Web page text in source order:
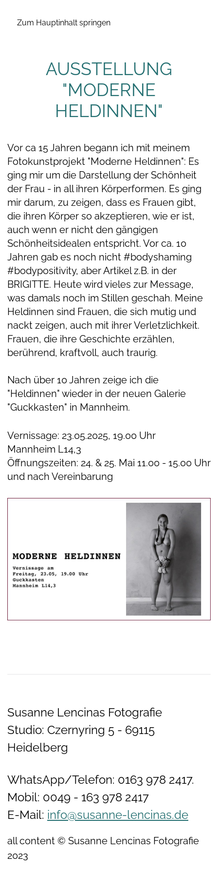
Zum Hauptinhalt springen
AUSSTELLUNG
"MODERNE
HELDINNEN"
Vor ca 15 Jahren begann ich mit meinem
Fotokunstprojekt "Moderne Heldinnen": Es
ging mir um die Darstellung der Schönheit
der Frau - in all ihren Körperformen. Es ging
mir darum, zu zeigen, dass es Frauen gibt,
die ihren Körper so akzeptieren, wie er ist,
auch wenn er nicht den gängigen
Schönheitsidealen entspricht. Vor ca. 10
Jahren gab es noch nicht #bodyshaming
#bodypositivity, aber Artikel z.B. in der
BRIGITTE. Heute wird vieles zur Message,
was damals noch im Stillen geschah. Meine
Heldinnen sind Frauen, die sich mutig und
nackt zeigen, auch mit ihrer Verletzlichkeit.
Frauen, die ihre Geschichte erzählen,
berührend, kraftvoll, auch traurig.
Nach über 10 Jahren zeige ich die
"Heldinnen" wieder in der neuen Galerie
"Guckkasten" in Mannheim.
Vernissage: 23.05.2025, 19.00 Uhr
Mannheim L14,3
Öffnungszeiten: 24. & 25. Mai 11.00 - 15.00 Uhr
und nach Vereinbarung
Susanne Lencinas Fotografie
Studio: Czernyring 5 - 69115
Heidelberg
WhatsApp/Telefon: 0163 978 2417.
Mobil: 0049 - 163 978 2417
E-Mail: info@susanne-lencinas.de
all content © Susanne Lencinas Fotografie
2023